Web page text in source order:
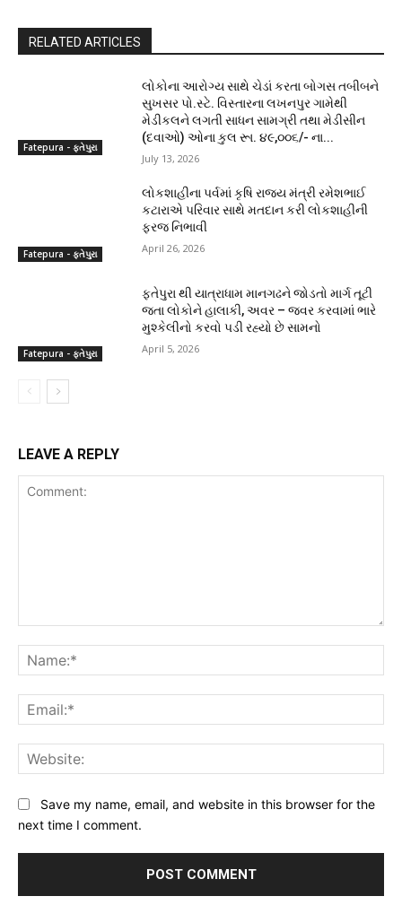
RELATED ARTICLES
Fatepura - ફતેપુરા
લોકોના આરોગ્ય સાથે ચેડાં કરતા બોગસ તબીબને
સુખસર પો.સ્ટે. વિસ્તારના લખનપુર ગામેથી
મેડીકલને લગતી સાધન સામગ્રી તથા મેડીસીન
(દવાઓ) ઓના કુલ રૂા. ૪૯,૦૦૬/- ના...
July 13, 2026
Fatepura - ફતેપુરા
લોકશાહીના પર્વમાં કૃષિ રાજ્ય મંત્રી રમેશભાઈ
કટારાએ પરિવાર સાથે મતદાન કરી લોકશાહીની
ફરજ નિભાવી
April 26, 2026
Fatepura - ફતેપુરા
ફતેપુરા થી યાત્રાધામ માનગઢને જોડતો માર્ગ તૂટી
જતા લોકોને હાલાકી, અવર – જવર કરવામાં ભારે
મુશ્કેલીનો કરવો પડી રહ્યો છે સામનો
April 5, 2026
LEAVE A REPLY
Save my name, email, and website in this browser for the
next time I comment.